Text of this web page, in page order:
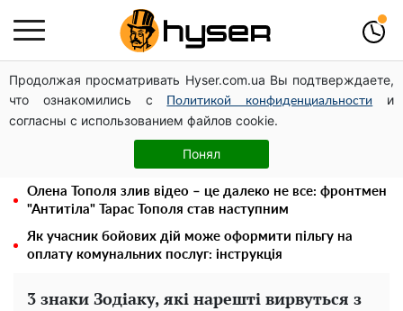
Продолжая просматривать Hyser.com.ua Вы подтверждаете,
что ознакомились с
Политикой конфиденциальности
и
согласны с использованием файлов cookie.
Понял
Українська авіатранспортна асоціація звернулася до
Мінфіну із закликом уніфікувати оподаткування
авіалізингу
Гола Олена Тополя у цікавих позах змусила відвисати
щелепи: злив відео – було лише початком
Олена Тополя злив відео – це далеко не все: фронтмен
"Антитіла" Тарас Тополя став наступним
Як учасник бойових дій може оформити пільгу на
оплату комунальних послуг: інструкція
3 знаки Зодіаку, які нарешті вирвуться з